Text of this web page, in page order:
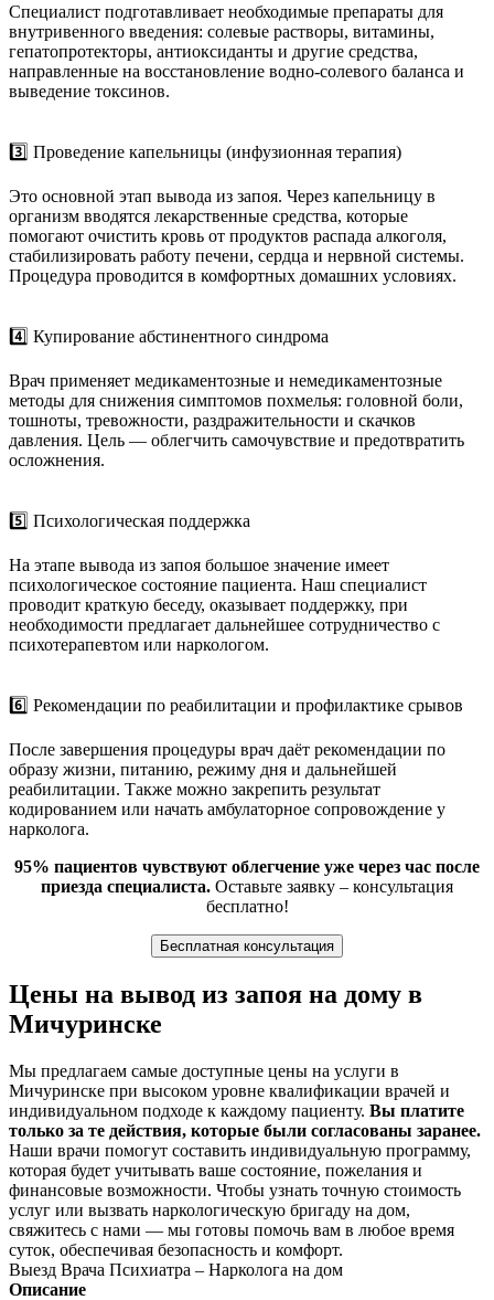
Специалист подготавливает необходимые препараты для
внутривенного введения: солевые растворы, витамины,
гепатопротекторы, антиоксиданты и другие средства,
направленные на восстановление водно-солевого баланса и
выведение токсинов.
3️⃣ Проведение капельницы (инфузионная терапия)
Это основной этап вывода из запоя. Через капельницу в
организм вводятся лекарственные средства, которые
помогают очистить кровь от продуктов распада алкоголя,
стабилизировать работу печени, сердца и нервной системы.
Процедура проводится в комфортных домашних условиях.
4️⃣ Купирование абстинентного синдрома
Врач применяет медикаментозные и немедикаментозные
методы для снижения симптомов похмелья: головной боли,
тошноты, тревожности, раздражительности и скачков
давления. Цель — облегчить самочувствие и предотвратить
осложнения.
5️⃣ Психологическая поддержка
На этапе вывода из запоя большое значение имеет
психологическое состояние пациента. Наш специалист
проводит краткую беседу, оказывает поддержку, при
необходимости предлагает дальнейшее сотрудничество с
психотерапевтом или наркологом.
6️⃣ Рекомендации по реабилитации и профилактике срывов
После завершения процедуры врач даёт рекомендации по
образу жизни, питанию, режиму дня и дальнейшей
реабилитации. Также можно закрепить результат
кодированием или начать амбулаторное сопровождение у
нарколога.
95% пациентов чувствуют облегчение уже через час после
приезда специалиста. Оставьте заявку – консультация
бесплатно!
Бесплатная консультация
Цены на вывод из запоя на дому в
Мичуринске
Мы предлагаем самые доступные цены на услуги в
Мичуринске при высоком уровне квалификации врачей и
индивидуальном подходе к каждому пациенту. Вы платите
только за те действия, которые были согласованы заранее.
Наши врачи помогут составить индивидуальную программу,
которая будет учитывать ваше состояние, пожелания и
финансовые возможности. Чтобы узнать точную стоимость
услуг или вызвать наркологическую бригаду на дом,
свяжитесь с нами — мы готовы помочь вам в любое время
суток, обеспечивая безопасность и комфорт.
Выезд Врача Психиатра – Нарколога на дом
Описание